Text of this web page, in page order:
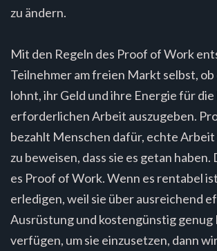
zu ändern.
Mit den Regeln des Proof of Work
Teilnehmer am freien Markt selbst, ob
lohnt, ihr Geld und ihre Energie für
erforderlichen Arbeit auszugeben.
bezahlt Menschen dafür, echte Arbeit
zu beweisen, dass sie es getan
es Proof of Work. Wenn es rentabel
erledigen, weil sie über ausreichend
Ausrüstung und kostengünstig genug
verfügen, um sie einzusetzen, dann